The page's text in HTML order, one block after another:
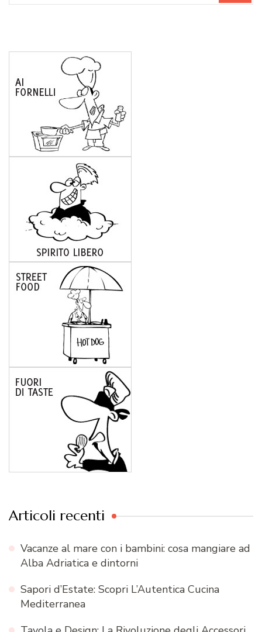
Articoli recenti
Vacanze al mare con i bambini: cosa mangiare ad
Alba Adriatica e dintorni
Sapori d’Estate: Scopri L’Autentica Cucina
Mediterranea